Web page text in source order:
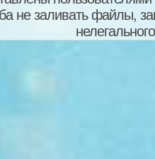
не заливать файлы,